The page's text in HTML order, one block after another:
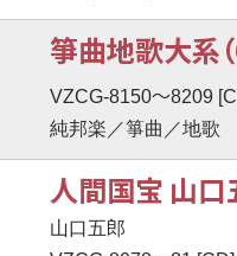
箏曲地歌大系
VZCG-8150〜8209
純邦楽／箏曲／地歌
人間国宝 山
山口五郎